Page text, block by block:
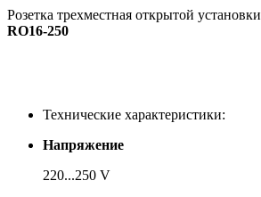
Розетка трехместная открытой установки
RO16-250
Технические характеристики:
Напряжение
220...250 V